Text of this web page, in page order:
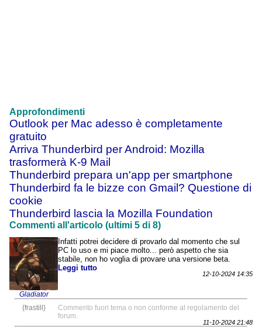
Approfondimenti
Outlook per Mac adesso è completamente
gratuito
Arriva Thunderbird per Android: Mozilla
trasformerà K-9 Mail
Thunderbird prepara un'app per smartphone
Thunderbird fa le bizze con Gmail? Questione di
cookie
Thunderbird lascia la Mozilla Foundation
Commenti all'articolo (ultimi 5 di 8)
Gladiator
Infatti potrei decidere di provarlo dal momento che sul
PC lo uso e mi piace molto... però aspetto che sia
stabile, non ho voglia di provare una versione beta.
Leggi tutto
12-10-2024 14:35
{frastill}
Commento fuori tema o non conforme al regolamento del
forum.
11-10-2024 21:48